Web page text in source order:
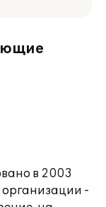
в 2003
организации -